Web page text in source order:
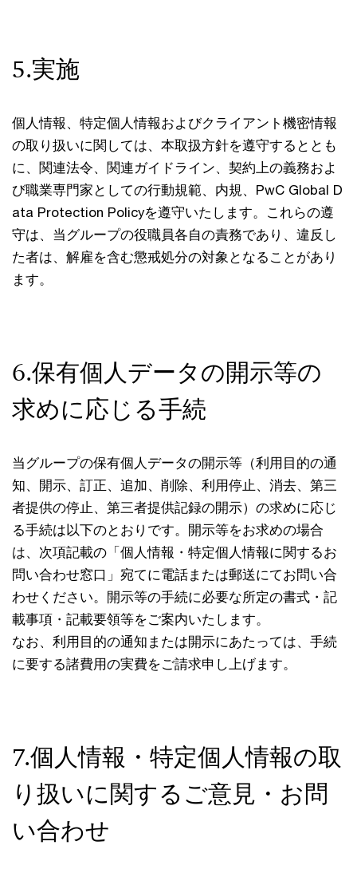
5.実施
個人情報、特定個人情報およびクライアント機密情報
の取り扱いに関しては、本取扱方針を遵守するととも
に、関連法令、関連ガイドライン、契約上の義務およ
び職業専門家としての行動規範、内規、PwC Global D
ata Protection Policyを遵守いたします。これらの遵
守は、当グループの役職員各自の責務であり、違反し
た者は、解雇を含む懲戒処分の対象となることがあり
ます。
6.保有個人データの開示等の
求めに応じる手続
当グループの保有個人データの開示等（利用目的の通
知、開示、訂正、追加、削除、利用停止、消去、第三
者提供の停止、第三者提供記録の開示）の求めに応じ
る手続は以下のとおりです。開示等をお求めの場合
は、次項記載の「個人情報・特定個人情報に関するお
問い合わせ窓口」宛てに電話または郵送にてお問い合
わせください。開示等の手続に必要な所定の書式・記
載事項・記載要領等をご案内いたします。
なお、利用目的の通知または開示にあたっては、手続
に要する諸費用の実費をご請求申し上げます。
7.個人情報・特定個人情報の取
り扱いに関するご意見・お問
い合わせ